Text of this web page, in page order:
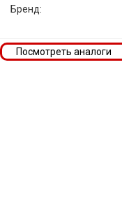
Бренд:
Посмотреть аналоги